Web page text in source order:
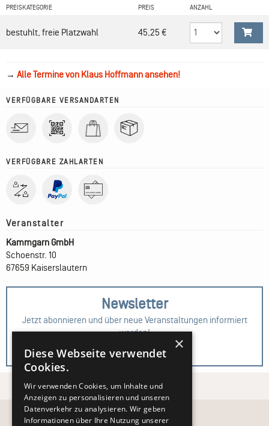
PREISKATEGORIE PREIS ANZAHL
bestuhlt, freie Platzwahl 45,25 €
→ Alle Termine von Klaus Hoffmann ansehen!
VERFÜGBARE VERSANDARTEN
VERFÜGBARE ZAHLARTEN
Kammgarn GmbH
Schoenstr. 10
67659 Kaiserslautern
Newsletter
Jetzt abonnieren und über neue Veranstaltungen informiert
werden!
Zur Anmeldung ×
Diese Webseite verwendet
Cookies.
Wir verwenden Cookies, um Inhalte und
Anzeigen zu personalisieren und unseren
Datenverkehr zu analysieren. Wir geben
Informationen über Ihre Nutzung unserer